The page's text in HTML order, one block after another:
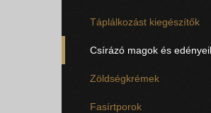
Táplálkozást kiegészítők
Csírázó magok és
Zöldségkrémek
Fasírtporok